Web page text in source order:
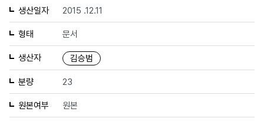
생산일자 2015 .12.11
형태 문서
생산자 김승범
분량 23
원본여부 원본